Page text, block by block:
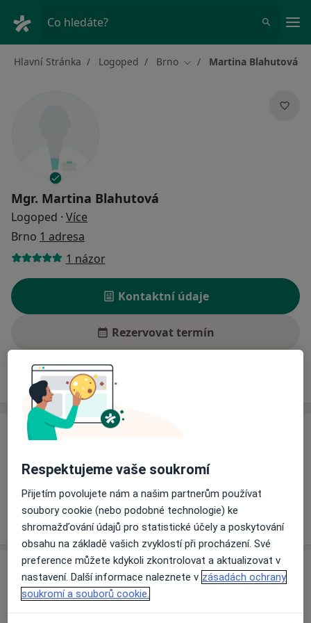
Co hledáte?
Hlavní Stránka Logoped Brno Změna města
Martina Blahutová
Mgr. Martina Blahutová
Logoped · Více
Brno 1 adresa
1 názor
Kontaktní údaje
Rezervovat termín
Ceník Adresy
Ceník
Informace o službách a cenách nejsou k dispozici
Tento specialista ještě nepřidával žádné informace o
svých službách.
Adresa
Soukromá klinika
Respektujeme vaše soukromí
Přijetím povolujete nám a našim partnerům používat
soubory cookie (nebo podobné technologie) ke
shromažďování údajů pro statistické účely a poskytování
obsahu na základě vašich zvyklostí při procházení. Své
preference můžete kdykoli zkontrolovat a aktualizovat v
nastavení. Další informace naleznete v zásadách ochrany
soukromí a souborů cookie.